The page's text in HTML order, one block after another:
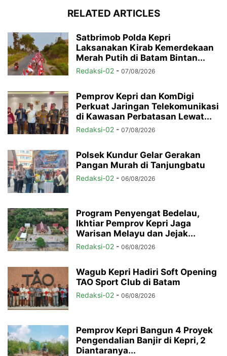
RELATED ARTICLES
Satbrimob Polda Kepri
Laksanakan Kirab Kemerdekaan
Merah Putih di Batam Bintan...
Redaksi-02 - 07/08/2026
Pemprov Kepri dan KomDigi
Perkuat Jaringan Telekomunikasi
di Kawasan Perbatasan Lewat...
Redaksi-02 - 07/08/2026
Polsek Kundur Gelar Gerakan
Pangan Murah di Tanjungbatu
Redaksi-02 - 06/08/2026
Program Penyengat Bedelau,
Ikhtiar Pemprov Kepri Jaga
Warisan Melayu dan Jejak...
Redaksi-02 - 06/08/2026
Wagub Kepri Hadiri Soft Opening
TAO Sport Club di Batam
Redaksi-02 - 06/08/2026
Pemprov Kepri Bangun 4 Proyek
Pengendalian Banjir di Kepri, 2
Diantaranya...